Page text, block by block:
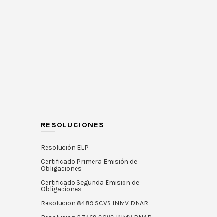
RESOLUCIONES
Resolución ELP
Certificado Primera Emisión de
Obligaciones
Certificado Segunda Emision de
Obligaciones
Resolucion 8489 SCVS INMV DNAR